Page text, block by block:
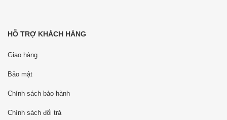
HỖ TRỢ KHÁCH HÀNG
Giao hàng
Bảo mật
Chính sách bảo hành
Chính sách đổi trả